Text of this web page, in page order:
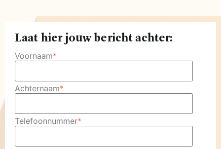
Laat hier jouw bericht achter:
Voornaam*
Achternaam*
Telefoonnummer*